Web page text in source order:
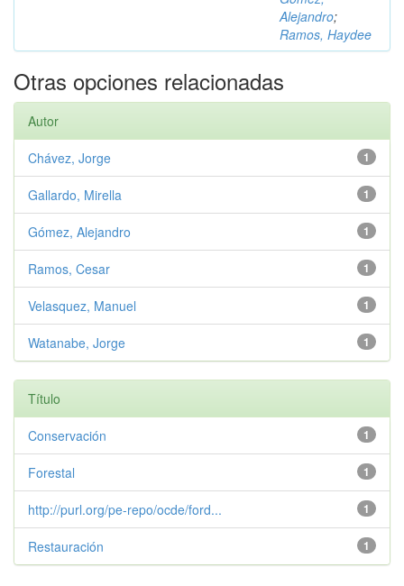
Alejandro;
Ramos, Haydee
Otras opciones relacionadas
Autor
1
Chávez, Jorge
1
Gallardo, Mirella
1
Gómez, Alejandro
1
Ramos, Cesar
1
Velasquez, Manuel
1
Watanabe, Jorge
Título
1
Conservación
1
Forestal
1
http://purl.org/pe-repo/ocde/ford...
1
Restauración